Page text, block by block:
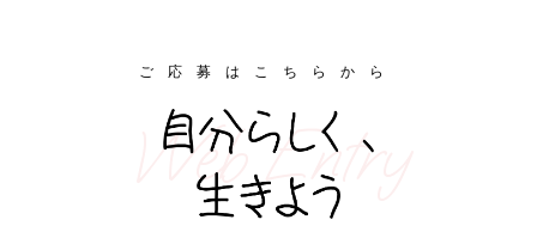
Web Entry
ご応募はこちらから